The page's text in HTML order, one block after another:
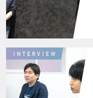
INTERVIEW